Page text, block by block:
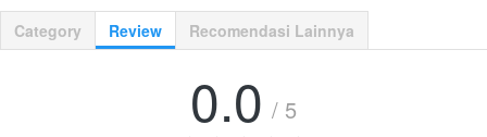
Category Review Recomendasi Lainnya
0.0 / 5